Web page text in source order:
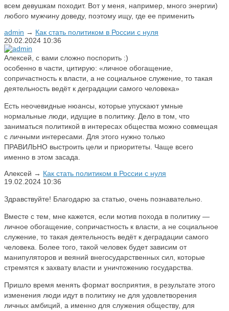
всем девушкам походит. Вот у меня, например, много энергии)
любого мужчину доведу, поэтому ищу, где ее применить
admin → Как стать политиком в России с нуля
20.02.2024 10:36
Алексей, с вами сложно поспорить :)
особенно в части, цитирую: «личное обогащение,
сопричастность к власти, а не социальное служение, то такая
деятельность ведёт к деградации самого человека»
Есть неочевидные нюансы, которые упускают умные
нормальные люди, идущие в политику. Дело в том, что
заниматься политикой в интересах общества можно совмещая
с личными интересами. Для этого нужно только
ПРАВИЛЬНО выстроить цели и приоритеты. Чаще всего
именно в этом засада.
Алексей → Как стать политиком в России с нуля
19.02.2024 10:36
Здравствуйте! Благодарю за статью, очень познавательно.
Вместе с тем, мне кажется, если мотив похода в политику —
личное обогащение, сопричастность к власти, а не социальное
служение, то такая деятельность ведёт к деградации самого
человека. Более того, такой человек будет зависим от
манипуляторов и веяний внегосударственных сил, которые
стремятся к захвату власти и уничтожению государства.
Пришло время менять формат восприятия, в результате этого
изменения люди идут в политику не для удовлетворения
личных амбиций, а именно для служения обществу, для